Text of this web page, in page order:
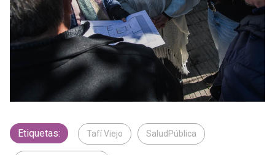
Etiquetas: Tafí Viejo SaludPública